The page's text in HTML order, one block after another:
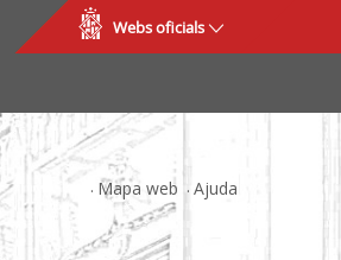
Webs oficials
Mapa web Ajuda